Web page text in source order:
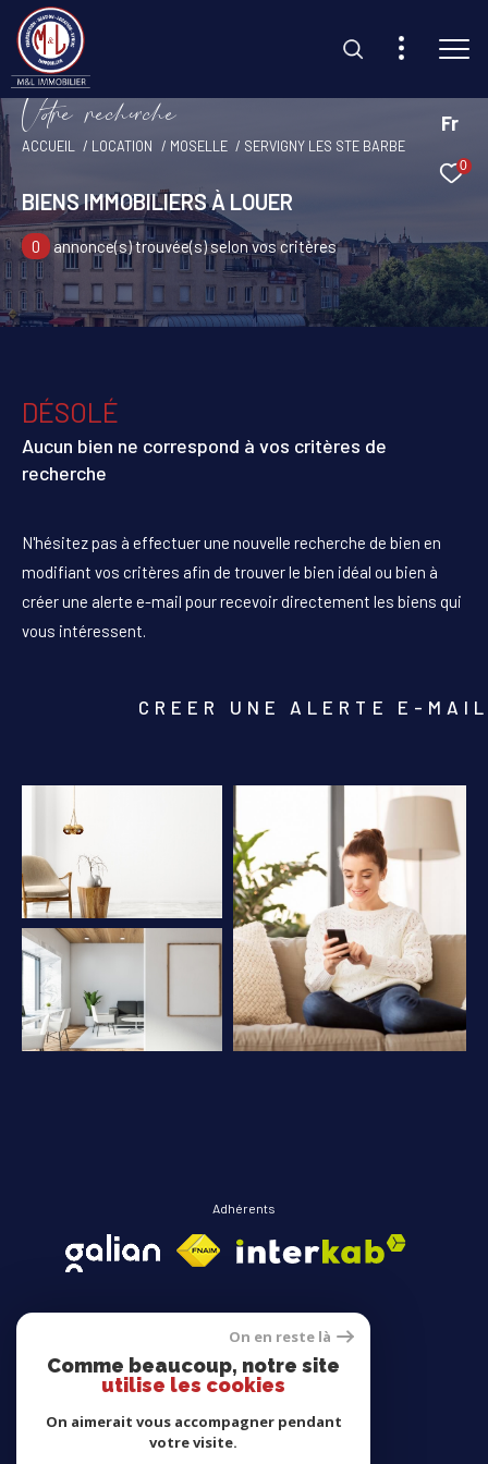
Fr
0
Vore recece
ACCUEIL LOCATION MOSELLE SERVIGNY LES STE BARBE
BIENS IMMOBILIERS À LOUER
0 annonce(s) trouvée(s) selon vos critères
DÉSOLÉ
Aucun bien ne correspond à vos critères de
recherche
N'hésitez pas à effectuer une nouvelle recherche de bien en
modifiant vos critères afin de trouver le bien idéal ou bien à
créer une alerte e-mail pour recevoir directement les biens qui
vous intéressent.
CREER UNE ALERTE E-
Adhérents
Avis clients
On en reste là
Comme beaucoup, notre site
utilise les cookies
On aimerait vous accompagner pendant
votre visite.
Effectuer une recherche
et trouvez le bien qui correspond à vos critères
Type d'offre
Location
1 2 3 4 5+
Localisation
AFFINER LES CRITÈRES
PARKING TERRASSE PISCINE
FILTRER PAR
COUPS DE COEUR EXCLUSIVITÉS